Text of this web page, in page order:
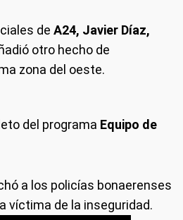
de A24, Javier Díaz,
otro hecho de
zona del oeste.
del programa Equipo de
a los policías bonaerenses
víctima de la inseguridad.